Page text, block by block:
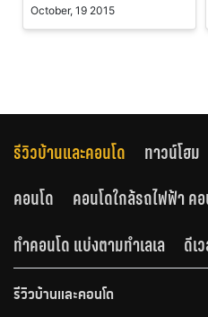
October, 19 2015
รีวิวบ้านและคอนโด ทาวน์โฮม
คอนโด
คอนโดใกล้รถไฟฟ้า ค
ทำคอนโด แบ่งตามทำเลเล
ดีเ
รีวิวบ้านและคอนโด